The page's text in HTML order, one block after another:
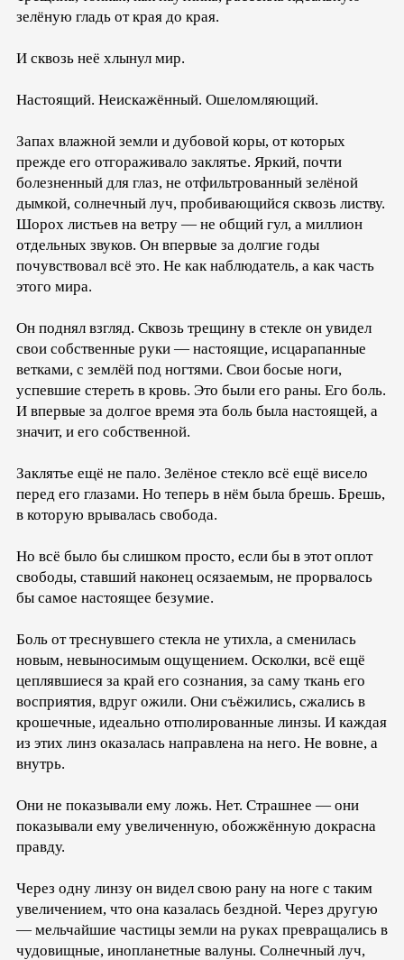
зелёную гладь от края до края.
И сквозь неё хлынул мир.
Настоящий. Неискажённый. Ошеломляющий.
Запах влажной земли и дубовой коры, от которых
прежде его отгораживало заклятье. Яркий, почти
болезненный для глаз, не отфильтрованный зелёной
дымкой, солнечный луч, пробивающийся сквозь листву.
Шорох листьев на ветру — не общий гул, а миллион
отдельных звуков. Он впервые за долгие годы
почувствовал всё это. Не как наблюдатель, а как часть
этого мира.
Он поднял взгляд. Сквозь трещину в стекле он увидел
свои собственные руки — настоящие, исцарапанные
ветками, с землёй под ногтями. Свои босые ноги,
успевшие стереть в кровь. Это были его раны. Его боль.
И впервые за долгое время эта боль была настоящей, а
значит, и его собственной.
Заклятье ещё не пало. Зелёное стекло всё ещё висело
перед его глазами. Но теперь в нём была брешь. Брешь,
в которую врывалась свобода.
Но всё было бы слишком просто, если бы в этот оплот
свободы, ставший наконец осязаемым, не прорвалось
бы самое настоящее безумие.
Боль от треснувшего стекла не утихла, а сменилась
новым, невыносимым ощущением. Осколки, всё ещё
цеплявшиеся за край его сознания, за саму ткань его
восприятия, вдруг ожили. Они съёжились, сжались в
крошечные, идеально отполированные линзы. И каждая
из этих линз оказалась направлена на него. Не вовне, а
внутрь.
Они не показывали ему ложь. Нет. Страшнее — они
показывали ему увеличенную, обожжённую докрасна
правду.
Через одну линзу он видел свою рану на ноге с таким
увеличением, что она казалась бездной. Через другую
— мельчайшие частицы земли на руках превращались в
чудовищные, инопланетные валуны. Солнечный луч,